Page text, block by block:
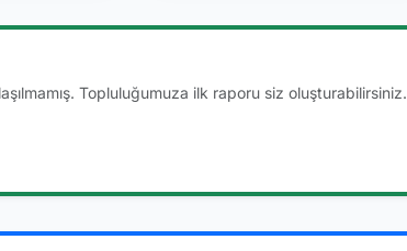
Topluluğumuza ilk raporu siz oluşturabilirsiniz.